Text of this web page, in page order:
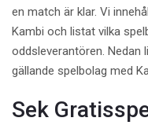
en match är klar. Vi
Kambi och listat vilka
oddsleverantören.
gällande spelbolag med
Sek